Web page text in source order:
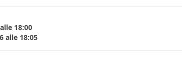
18:00
alle 18:05